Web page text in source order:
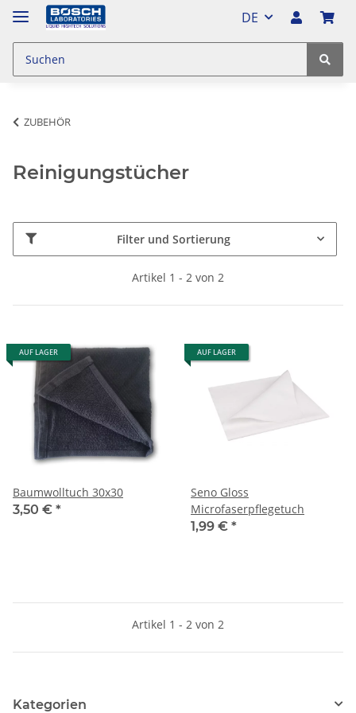
DE
ZUBEHÖR
Reinigungstücher
Filter und Sortierung
Artikel 1 - 2 von 2
AUF LAGER
Baumwolltuch 30x30
3,50 € *
AUF LAGER
Seno Gloss
Microfaserpflegetuch
1,99 € *
Artikel 1 - 2 von 2
Kategorien